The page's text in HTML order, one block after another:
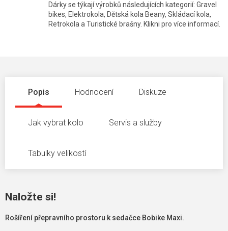
Dárky se týkají výrobků následujících kategorií: Gravel
bikes, Elektrokola, Dětská kola Beany, Skládací kola,
Retrokola a Turistické brašny. Klikni pro více informací.
Popis Hodnocení Diskuze
Jak vybrat kolo Servis a služby
Tabulky velikostí
Naložte si!
Rošíření přepravního prostoru k sedačce Bobike Maxi.